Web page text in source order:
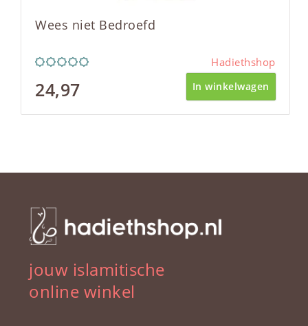
Wees niet Bedroefd
Hadiethshop
24,97 In winkelwagen
jouw islamitische
online winkel